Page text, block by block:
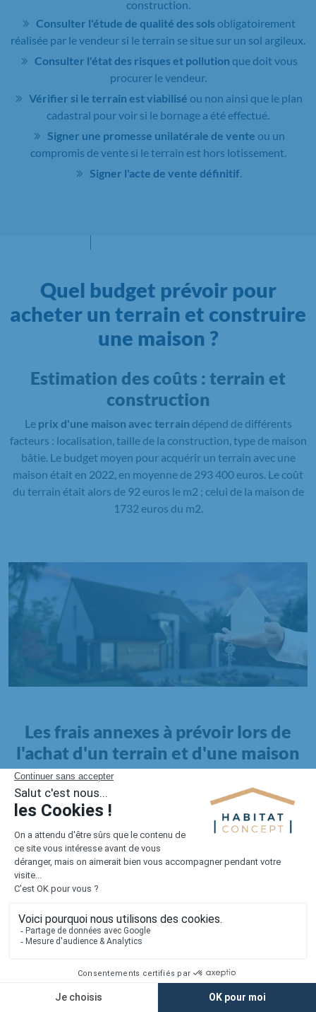
construction.
Consulter l'étude de qualité des sols obligatoirement
réalisée par le vendeur si le terrain se situe sur un sol argileux.
Consulter l'état des risques et pollution que doit vous
procurer le vendeur.
Vérifier si le terrain est viabilisé ou non ainsi que le plan
cadastral pour voir si le bornage a été effectué.
Signer une promesse unilatérale de vente ou un
compromis de vente si le terrain est hors lotissement.
Signer l'acte de vente définitif
Quel budget prévoir pour
acheter un terrain et construire
une maison ?
Estimation des coûts : terrain et
construction
Le prix d'une maison avec terrain dépend de différents
facteurs : localisation, taille de la construction, type de maison
bâtie. Le budget moyen pour acquérir un terrain avec une
maison était en 2022, en moyenne de 293 400 euros. Le coût
du terrain était alors de 92 euros le m2 ; celui de la maison de
1732 euros du m2.
Les frais annexes à prévoir lors de
l'achat d'un terrain et d'une maison
Il faut également intégrer à votre budget, les
pour la maison. Outre l'achat du terrain et la construction, il
faut prendre en compte la viabilisation si elle n'est pas
proposée par le constructeur. Les frais de raccordements et les
taxes éventuelles coûtent entre 5 000 et 15 000 euros selon la
localisation du terrain et son accès.
Quant auxfrais de notaire
Lorsque vous vous tournez vers une maison existante, il sera
nécessaire de faire des travaux de rénovation. Ceux-ci sont
souvent coûteux et doivent être ajoutés au prix de l'achat